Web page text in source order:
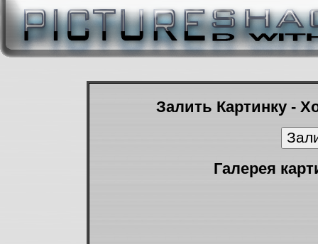
Залить Картинку -
Галерея